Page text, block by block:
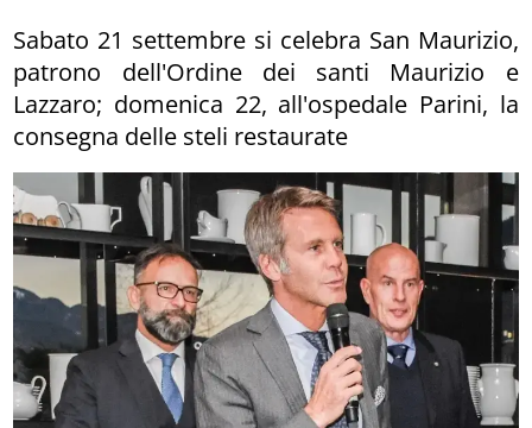
Sabato 21 settembre si celebra San Maurizio,
patrono dell'Ordine dei santi Maurizio e
Lazzaro; domenica 22, all'ospedale Parini, la
consegna delle steli restaurate